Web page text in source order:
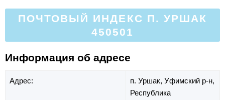
ПОЧТОВЫЙ ИНДЕКС П. УРШАК
450501
Информация об адресе
Адрес: п. Уршак, Уфимский р-н,
Республика